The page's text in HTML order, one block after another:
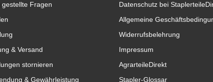
gestellte Fragen
& Versand
stornieren
& Gewährleistung
Datenschutz bei
Allgemeine
Widerrufsbelehrung
Impressum
AgrarteileDirekt
Stapler-Glossar